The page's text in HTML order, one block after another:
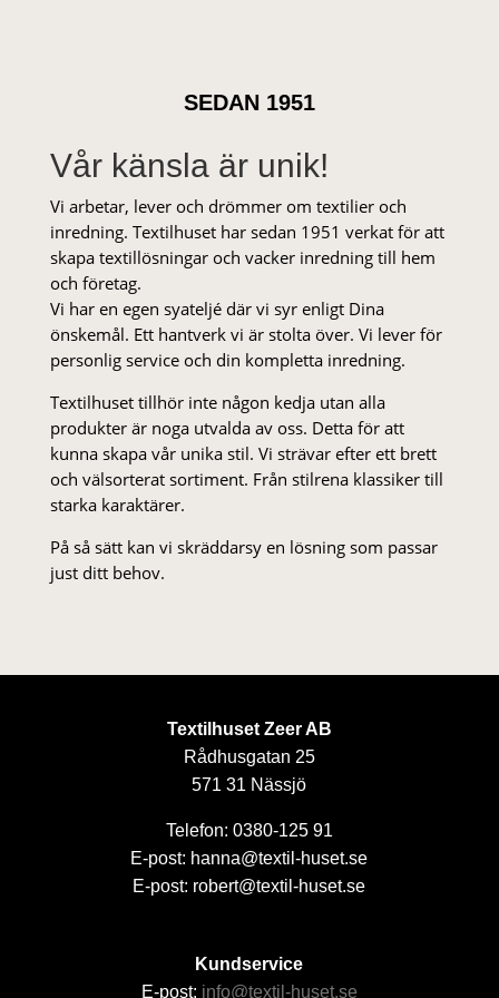
SEDAN 1951
Vår känsla är unik!
Vi arbetar, lever och drömmer om textilier och
inredning. Textilhuset har sedan 1951 verkat för att
skapa textillösningar och vacker inredning till hem
och företag.
Vi har en egen syateljé där vi syr enligt Dina
önskemål. Ett hantverk vi är stolta över. Vi lever för
personlig service och din kompletta inredning.
Textilhuset tillhör inte någon kedja utan alla
produkter är noga utvalda av oss. Detta för att
kunna skapa vår unika stil. Vi strä­var efter ett brett
och välsorterat sor­ti­ment. Från stil­rena klas­siker till
starka karaktärer.
På så sätt kan vi skräddarsy en lösning som passar
just ditt behov.
Textilhuset Zeer AB
Rådhusgatan 25
571 31 Nässjö
Telefon: 0380-125 91
E-post: hanna@textil-huset.se
E-post: robert@textil-huset.se
Kundservice
E-post: info@textil-huset.se